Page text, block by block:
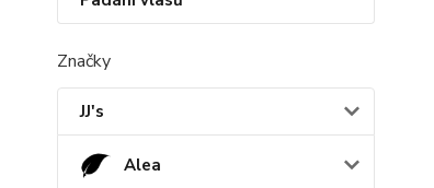
Značky
JJ's
Alea